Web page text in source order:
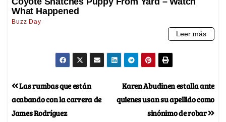
Karen Abudinen estalla ante
quienes usan su apellido como
sinónimo de robar
Las rumbas que están
acabando con la carrera de
James Rodríguez